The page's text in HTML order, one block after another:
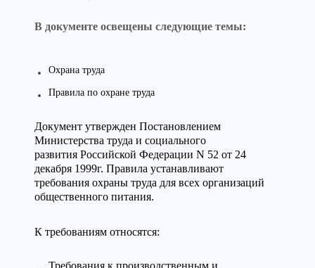
В документе освещены следующие темы:
Охрана труда
Правила по охране труда
Документ утвержден Постановлением
Министерства труда и социального
развития Российской Федерации N 52 от 24
декабря 1999г. Правила устанавливают
требования охраны труда для всех организаций
общественного питания.
К требованиям относятся:
Требования к производственным и